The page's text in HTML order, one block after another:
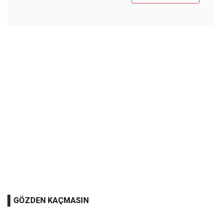
GÖZDEN KAÇMASIN